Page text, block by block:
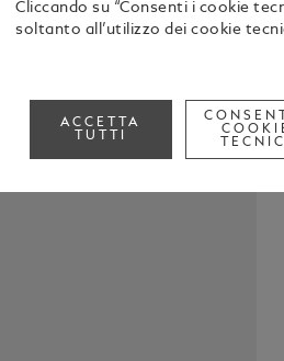
Cliccando su “Consenti i cookie
soltanto all’utilizzo dei cookie
ACCETTA
TUTTI